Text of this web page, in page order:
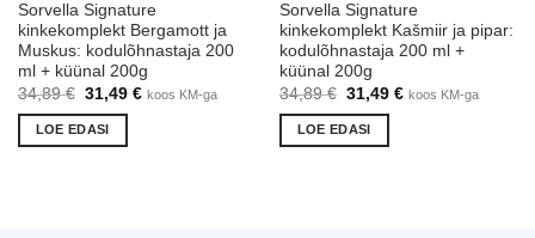
Sorvella Signature
kinkekomplekt Bergamott ja
Muskus: kodulõhnastaja 200
ml + küünal 200g
34,89€ Algne
hind
oli:
34,89 €.
31,49 €Praegune
koos KM-ga
LOE EDASI
Sorvella Signature
kinkekomplekt Kašmiir ja pipar:
kodulõhnastaja 200 ml +
küünal 200g
34,89€ Algne
hind
oli:
34,89 €.
31,49 €Praegune
koos KM-ga
LOE EDASI